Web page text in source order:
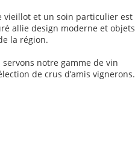
vieillot et un soin particulier est
allie design moderne et objets
la région.
notre gamme de vin
de crus d’amis vignerons.